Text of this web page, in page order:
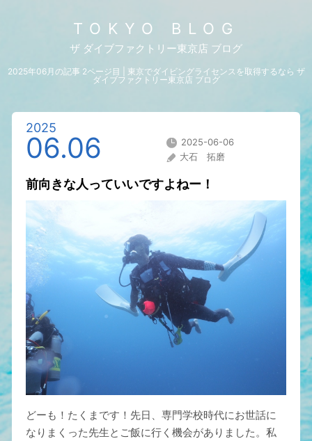
TOKYO BLOG
ザ ダイブファクトリー東京店 ブログ
2025年06月の記事 2ページ目 | 東京でダイビングライセンスを取得するなら ザ
ダイブファクトリー東京店 ブログ
2025
06.06
2025-06-06
大石 拓磨
前向きな人っていいですよねー！
どーも！たくまです！先日、専門学校時代にお世話に
なりまくった先生とご飯に行く機会がありました。私